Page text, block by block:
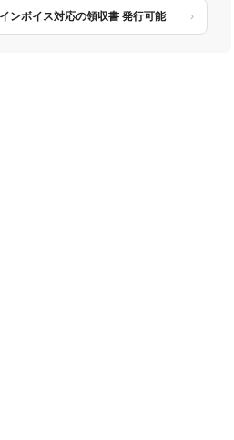
インボイス対応の領収書 発行可能